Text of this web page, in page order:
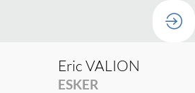
Eric VALION
ESKER